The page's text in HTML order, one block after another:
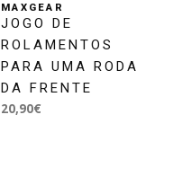
MAXGEAR
JOGO DE
ROLAMENTOS
PARA UMA RODA
DA FRENTE
20,90€